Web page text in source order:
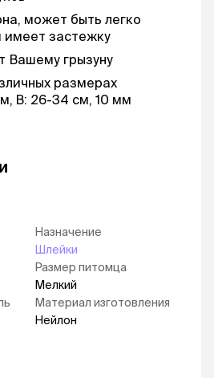
может быть легко
имеет застежку
Вашему грызуну
размерах
B: 26-34 см, 10 мм
Назначение
Шлейки
Размер питомца
Мелкий
Материал изготовления
Нейлон